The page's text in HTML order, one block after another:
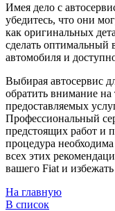
Имея дело с
убедитесь, что они
как оригинальных
сделать оптимальный
автомобиля и
Выбирая автосервис
обратить внимание на
предоставляемых
Профессиональный
предстоящих работ и
процедура
всех этих
вашего Fiat и
На главную
В список